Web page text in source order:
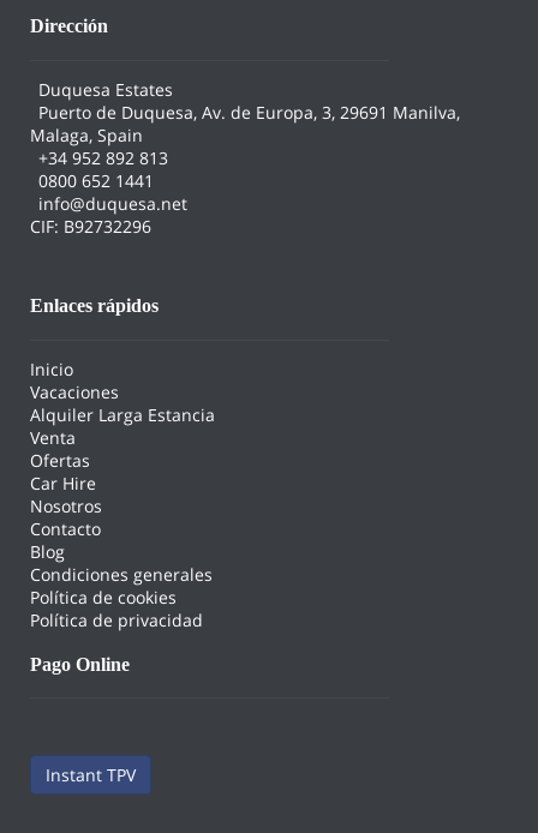
Dirección
Duquesa Estates
Puerto de Duquesa, Av. de Europa, 3, 29691 Manilva,
Malaga, Spain
+34 952 892 813
0800 652 1441
info@duquesa.net
CIF: B92732296
Enlaces rápidos
Inicio
Vacaciones
Alquiler Larga Estancia
Venta
Ofertas
Car Hire
Nosotros
Contacto
Blog
Condiciones generales
Política de cookies
Política de privacidad
Pago Online
Instant TPV